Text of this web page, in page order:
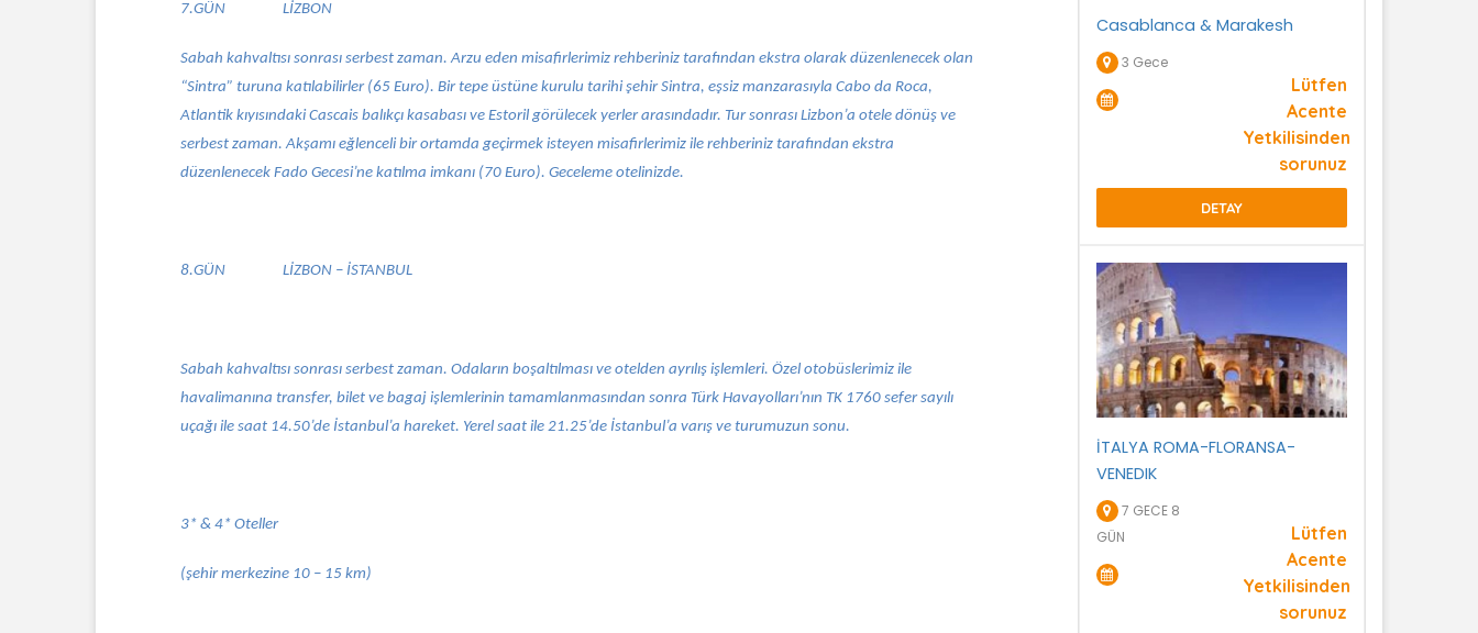
7.GÜN LİZBON
Sabah kahvaltısı sonrası serbest zaman. Arzu eden misafirlerimiz rehberiniz tarafından ekstra olarak düzenlenecek olan
“Sintra” turuna katılabilirler (65 Euro). Bir tepe üstüne kurulu tarihi şehir Sintra, eşsiz manzarasıyla Cabo da Roca,
Atlantik kıyısındaki Cascais balıkçı kasabası ve Estoril görülecek yerler arasındadır. Tur sonrası Lizbon’a otele dönüş ve
serbest zaman. Akşamı eğlenceli bir ortamda geçirmek isteyen misafirlerimiz ile rehberiniz tarafından ekstra
düzenlenecek Fado Gecesi’ne katılma imkanı (70 Euro). Geceleme otelinizde.
8.GÜN LİZBON – İSTANBUL
Sabah kahvaltısı sonrası serbest zaman. Odaların boşaltılması ve otelden ayrılış işlemleri. Özel otobüslerimiz ile
havalimanına transfer, bilet ve bagaj işlemlerinin tamamlanmasından sonra Türk Havayolları’nın TK 1760 sefer sayılı
uçağı ile saat 14.50’de İstanbul’a hareket. Yerel saat ile 21.25’de İstanbul’a varış ve turumuzun sonu.
3* & 4* Oteller
(şehir merkezine 10 – 15 km)
Casablanca & Marakesh
3 Gece
Lütfen
Acente
Yetkilisinden
sorunuz
DETAY
İTALYA ROMA-FLORANSA-
VENEDIK
7 GECE 8
GÜN
Lütfen
Acente
Yetkilisinden
sorunuz